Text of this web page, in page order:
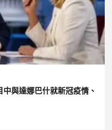
與達娜巴什就新冠疫情、